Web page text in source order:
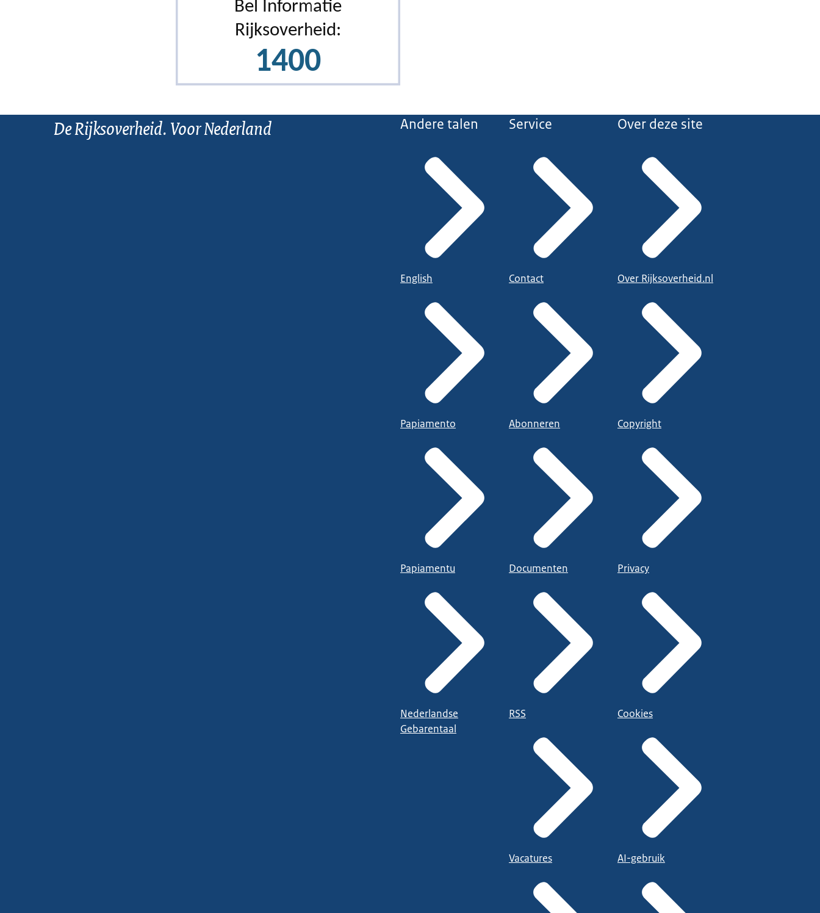
De Rijksoverheid. Voor Nederland Andere talen
English
Papiamento
Papiamentu
Nederlandse
Gebarentaal
Service
Contact
Abonneren
Documenten
RSS
Vacatures
Over deze site
Over Rijksoverheid.nl
Copyright
Privacy
Cookies
AI-gebruik